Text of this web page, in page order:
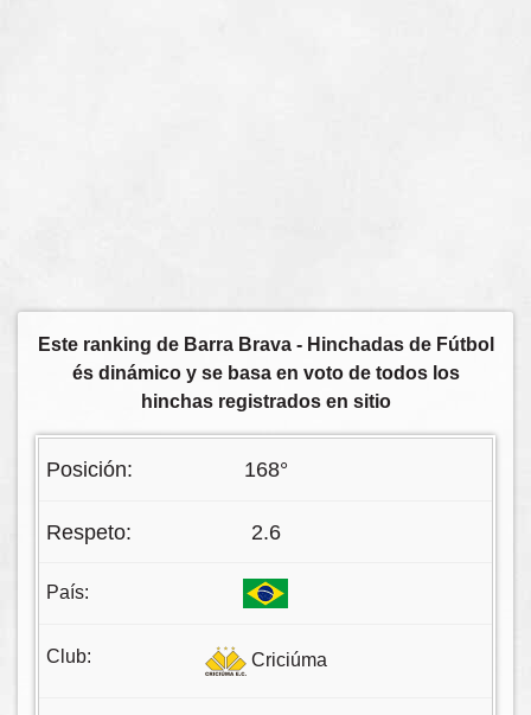
Este ranking de Barra Brava - Hinchadas de Fútbol
és dinámico y se basa en voto de todos los
hinchas registrados en sitio
168°
2.6
Criciúma